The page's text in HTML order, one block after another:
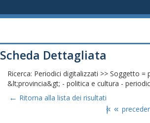
Scheda Dettagliata
Ricerca: Periodici digitalizzati >> Soggetto =
&lt;provincia&gt; - politica e cultura -
← Ritorna alla lista dei risultati
|« «